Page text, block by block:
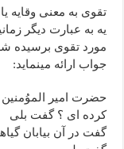
تقوی به معنی وقایه
یه به عبارت دیگر
مورد تقوی برسیده
جواب ارائه مینماید:
حضرت امیر الموُمنین
کرده ای ؟ گفت بلی
گفت در آن بیابان